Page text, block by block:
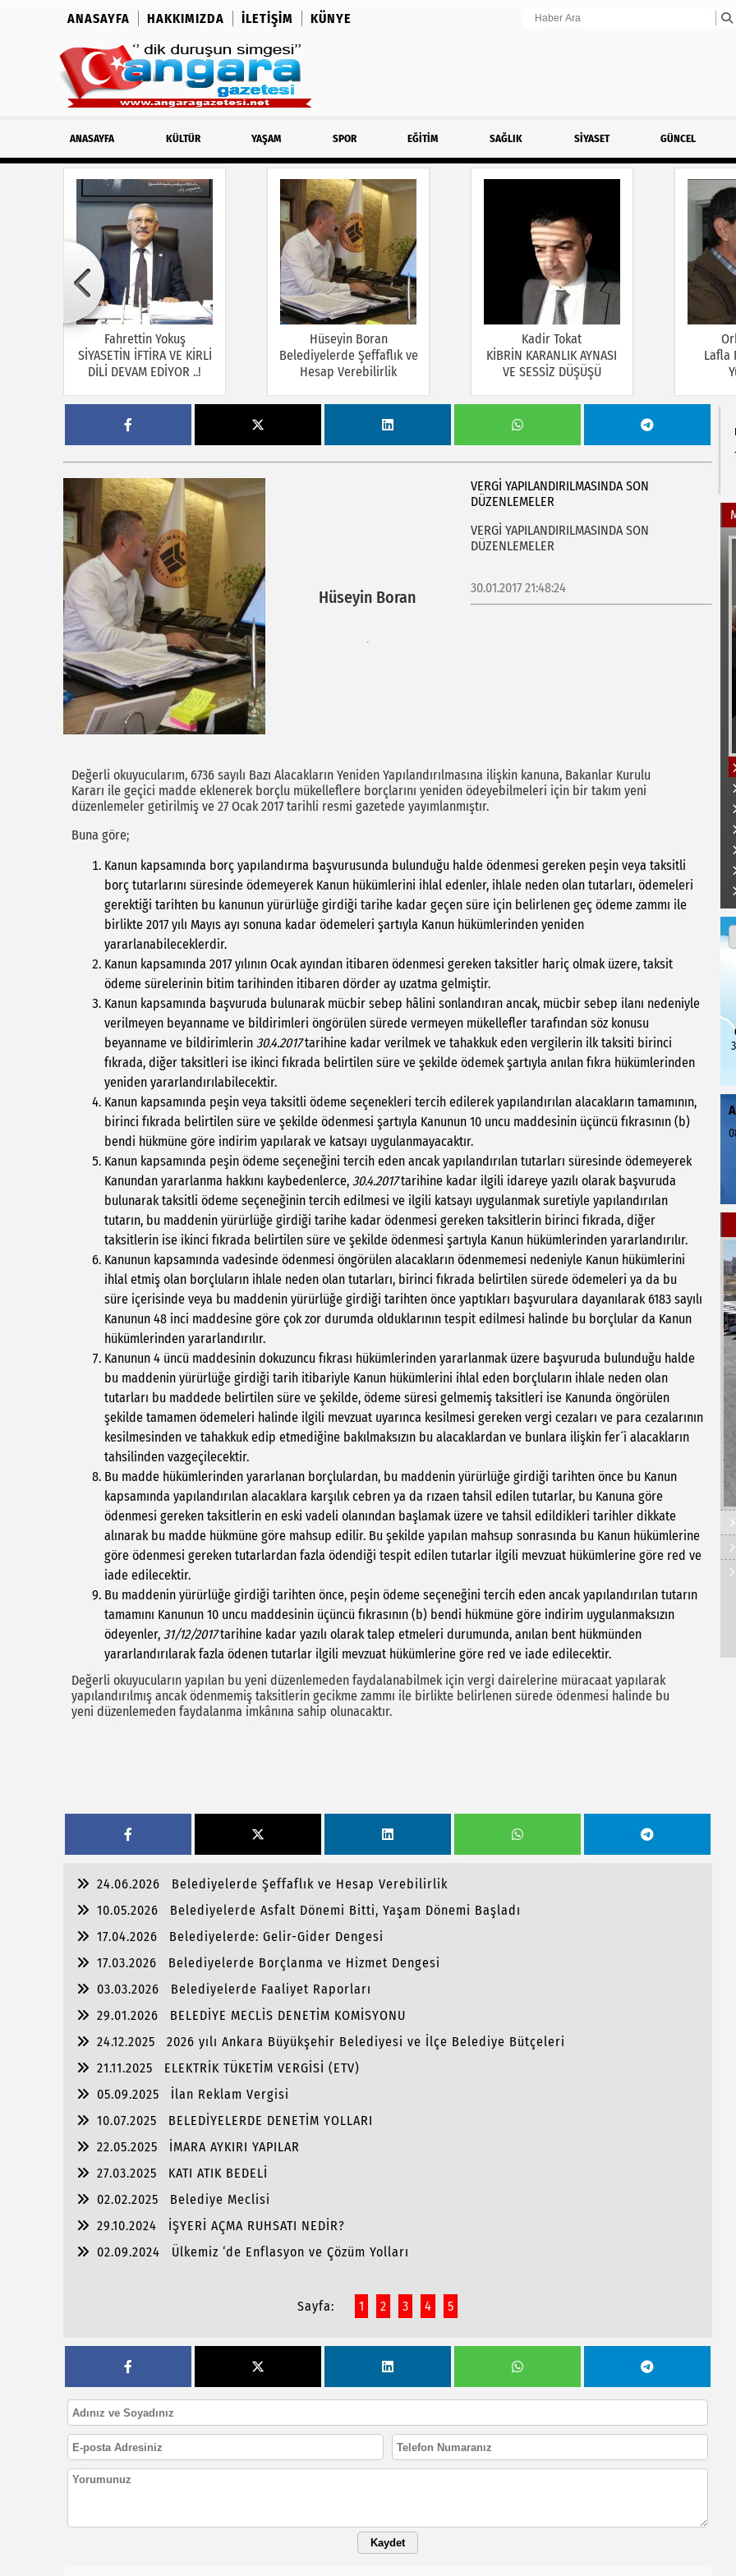
ANASAYFA HAKKIMIZDA İLETIŞIM KÜNYE
ANASAYFA KÜLTÜR YAŞAM SPOR EĞİTİM SAĞLIK SİYASET GÜNCEL
Fahrettin Yokuş
SİYASETİN İFTİRA VE KİRLİ
DİLİ DEVAM EDİYOR ..!
Hüseyin Boran
Belediyelerde Şeffaflık ve
Hesap Verebilirlik
Kadir Tokat
KİBRİN KARANLIK AYNASI
VE SESSİZ DÜŞÜŞÜ
Lafla
Hüseyin Boran
VERGİ YAPILANDIRILMASINDA SON
DÜZENLEMELER
VERGİ YAPILANDIRILMASINDA SON
DÜZENLEMELER
30.01.2017 21:48:24
Değerli okuyucularım, 6736 sayılı Bazı Alacakların Yeniden Yapılandırılmasına ilişkin kanuna, Bakanlar Kurulu
Kararı ile geçici madde eklenerek borçlu mükelleflere borçlarını yeniden ödeyebilmeleri için bir takım yeni
düzenlemeler getirilmiş ve 27 Ocak 2017 tarihli resmi gazetede yayımlanmıştır.
Buna göre;
Kanun kapsamında borç yapılandırma başvurusunda bulunduğu halde ödenmesi gereken peşin veya taksitli
borç tutarlarını süresinde ödemeyerek Kanun hükümlerini ihlal edenler, ihlale neden olan tutarları, ödemeleri
gerektiği tarihten bu kanunun yürürlüğe girdiği tarihe kadar geçen süre için belirlenen geç ödeme zammı ile
birlikte 2017 yılı Mayıs ayı sonuna kadar ödemeleri şartıyla Kanun hükümlerinden yeniden
yararlanabileceklerdir.
Kanun kapsamında 2017 yılının Ocak ayından itibaren ödenmesi gereken taksitler hariç olmak üzere, taksit
ödeme sürelerinin bitim tarihinden itibaren dörder ay uzatma gelmiştir.
Kanun kapsamında başvuruda bulunarak mücbir sebep hâlini sonlandıran ancak, mücbir sebep ilanı nedeniyle
verilmeyen beyanname ve bildirimleri öngörülen sürede vermeyen mükellefler tarafından söz konusu
beyanname ve bildirimlerin 30.4.2017tarihine kadar verilmek ve tahakkuk eden vergilerin ilk taksiti birinci
fıkrada, diğer taksitleri ise ikinci fıkrada belirtilen süre ve şekilde ödemek şartıyla anılan fıkra hükümlerinden
yeniden yararlandırılabilecektir.
Kanun kapsamında peşin veya taksitli ödeme seçenekleri tercih edilerek yapılandırılan alacakların tamamının,
birinci fıkrada belirtilen süre ve şekilde ödenmesi şartıyla Kanunun 10 uncu maddesinin üçüncü fıkrasının (b)
bendi hükmüne göre indirim yapılarak ve katsayı uygulanmayacaktır.
Kanun kapsamında peşin ödeme seçeneğini tercih eden ancak yapılandırılan tutarları süresinde ödemeyerek
Kanundan yararlanma hakkını kaybedenlerce, 30.4.2017tarihine kadar ilgili idareye yazılı olarak başvuruda
bulunarak taksitli ödeme seçeneğinin tercih edilmesi ve ilgili katsayı uygulanmak suretiyle yapılandırılan
tutarın, bu maddenin yürürlüğe girdiği tarihe kadar ödenmesi gereken taksitlerin birinci fıkrada, diğer
taksitlerin ise ikinci fıkrada belirtilen süre ve şekilde ödenmesi şartıyla Kanun hükümlerinden yararlandırılır.
Kanunun kapsamında vadesinde ödenmesi öngörülen alacakların ödenmemesi nedeniyle Kanun hükümlerini
ihlal etmiş olan borçluların ihlale neden olan tutarları, birinci fıkrada belirtilen sürede ödemeleri ya da bu
süre içerisinde veya bu maddenin yürürlüğe girdiği tarihten önce yaptıkları başvurulara dayanılarak 6183 sayılı
Kanunun 48 inci maddesine göre çok zor durumda olduklarının tespit edilmesi halinde bu borçlular da Kanun
hükümlerinden yararlandırılır.
Kanunun 4 üncü maddesinin dokuzuncu fıkrası hükümlerinden yararlanmak üzere başvuruda bulunduğu halde
bu maddenin yürürlüğe girdiği tarih itibariyle Kanun hükümlerini ihlal eden borçluların ihlale neden olan
tutarları bu maddede belirtilen süre ve şekilde, ödeme süresi gelmemiş taksitleri ise Kanunda öngörülen
şekilde tamamen ödemeleri halinde ilgili mevzuat uyarınca kesilmesi gereken vergi cezaları ve para cezalarının
kesilmesinden ve tahakkuk edip etmediğine bakılmaksızın bu alacaklardan ve bunlara ilişkin fer´i alacakların
tahsilinden vazgeçilecektir.
Bu madde hükümlerinden yararlanan borçlulardan, bu maddenin yürürlüğe girdiği tarihten önce bu Kanun
kapsamında yapılandırılan alacaklara karşılık cebren ya da rızaen tahsil edilen tutarlar, bu Kanuna göre
ödenmesi gereken taksitlerin en eski vadeli olanından başlamak üzere ve tahsil edildikleri tarihler dikkate
alınarak bu madde hükmüne göre mahsup edilir. Bu şekilde yapılan mahsup sonrasında bu Kanun hükümlerine
göre ödenmesi gereken tutarlardan fazla ödendiği tespit edilen tutarlar ilgili mevzuat hükümlerine göre red ve
iade edilecektir.
Bu maddenin yürürlüğe girdiği tarihten önce, peşin ödeme seçeneğini tercih eden ancak yapılandırılan tutarın
tamamını Kanunun 10 uncu maddesinin üçüncü fıkrasının (b) bendi hükmüne göre indirim uygulanmaksızın
ödeyenler, 31/12/2017tarihine kadar yazılı olarak talep etmeleri durumunda, anılan bent hükmünden
yararlandırılarak fazla ödenen tutarlar ilgili mevzuat hükümlerine göre red ve iade edilecektir.
Değerli okuyucuların yapılan bu yeni düzenlemeden faydalanabilmek için vergi dairelerine müracaat yapılarak
yapılandırılmış ancak ödenmemiş taksitlerin gecikme zammı ile birlikte belirlenen sürede ödenmesi halinde bu
yeni düzenlemeden faydalanma imkânına sahip olunacaktır.
24.06.2026
Belediyelerde Şeffaflık ve Hesap Verebilirlik
10.05.2026
Belediyelerde Asfalt Dönemi Bitti, Yaşam Dönemi Başladı
17.04.2026
Belediyelerde: Gelir-Gider Dengesi
17.03.2026
Belediyelerde Borçlanma ve Hizmet Dengesi
03.03.2026
Belediyelerde Faaliyet Raporları
29.01.2026
BELEDİYE MECLİS DENETİM KOMİSYONU
24.12.2025
2026 yılı Ankara Büyükşehir Belediyesi ve İlçe Belediye Bütçeleri
21.11.2025
ELEKTRİK TÜKETİM VERGİSİ (ETV)
05.09.2025
İlan Reklam Vergisi
10.07.2025
BELEDİYELERDE DENETİM YOLLARI
22.05.2025
İMARA AYKIRI YAPILAR
27.03.2025
KATI ATIK BEDELİ
02.02.2025
Belediye Meclisi
29.10.2024
İŞYERİ AÇMA RUHSATI NEDİR?
02.09.2024
Ülkemiz ‘de Enflasyon ve Çözüm Yolları
Sayfa: 1 2 3 4 5
Kaydet